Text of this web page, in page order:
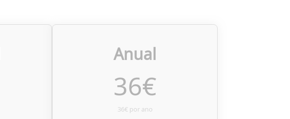
Anual
36€
36€ por ano